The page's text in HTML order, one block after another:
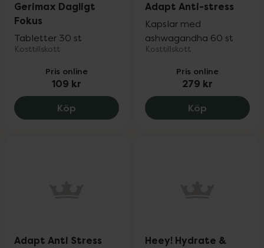
Gerimax Dagligt
Fokus
Tabletter 30 st
Kosttillskott
Pris online
109 kr
Köp Gerimax Dagligt Fokus, 109 kr.
Adapt Anti-stress
Kapslar med
ashwagandha 60 st
Kosttillskott
Pris online
279 kr
Köp Adapt
Adapt Anti Stress
Heey! Hydrate &